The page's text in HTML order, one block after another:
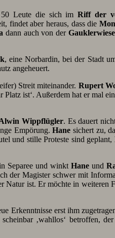
50 Leute die sich imRiff der
findet aber heraus, dass die
dann auch von der Gauklerwiese
, eine Norbardin, bei der Stadt
angeheuert.
Streit miteinander. Rupert
ist‘. Außerdem hat er mal
Wippflügler. Es dauert
Empörung.Hane sichert zu,
und stille Proteste sind geplant,
Separee und winkt Haneund
der Magister schwer mit
Natur ist. Er möchte in
Erkenntnisse erst ihm
‚wahllos‘ betroffen, der